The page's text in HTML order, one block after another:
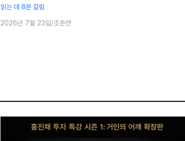
어진다. 버핏의 가치평가 원칙이
읽는 데 8분 걸림
2026년 7월 23일 조준연